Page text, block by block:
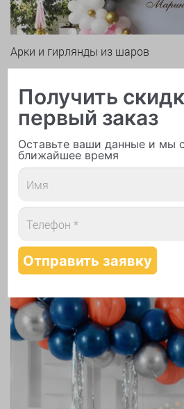
Арки и гирлянды из шаров
Надутие шаров гелием
Получить
первый заказ
Оставьте ваши данные и мы
ближайшее время